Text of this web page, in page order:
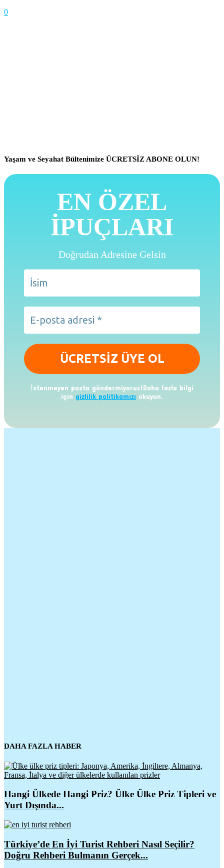
0
Yaşam ve Seyahat Bültenimize ÜCRETSİZ ABONE OLUN!
EN ÖZEL
İPUÇLARI
Doğrudan Adresine Gelsin
İstenmeyen posta göndermiyoruz!Daha fazla bilgi
için gizlilik politikamızı okuyun.
DAHA FAZLA HABER
Hangi Ülkede Hangi Priz? Ülke Ülke Priz Tipleri ve
Yurt Dışında...
Türkiye’de En İyi Turist Rehberi Nasıl Seçilir?
Doğru Rehberi Bulmanın Gerçek...